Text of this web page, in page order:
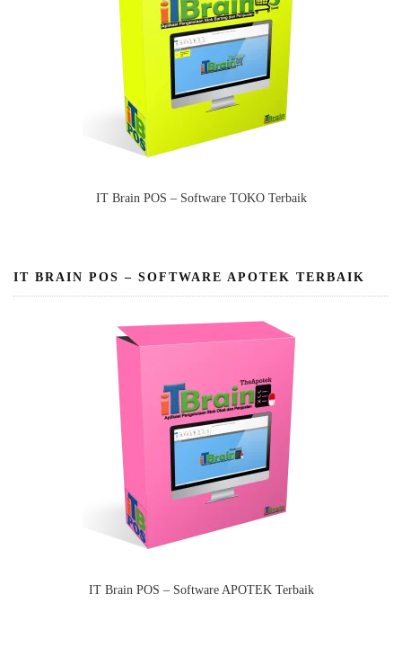
IT Brain POS – Software TOKO Terbaik
IT BRAIN POS – SOFTWARE APOTEK TERBAIK
IT Brain POS – Software APOTEK Terbaik